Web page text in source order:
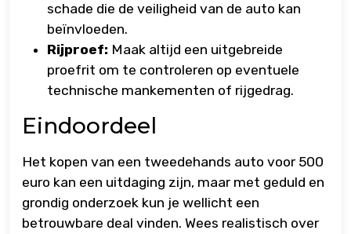
schade die de veiligheid van de auto kan
beïnvloeden.
Rijproef: Maak altijd een uitgebreide
proefrit om te controleren op eventuele
technische mankementen of rijgedrag.
Eindoordeel
Het kopen van een tweedehands auto voor 500
euro kan een uitdaging zijn, maar met geduld en
grondig onderzoek kun je wellicht een
betrouwbare deal vinden. Wees realistisch over